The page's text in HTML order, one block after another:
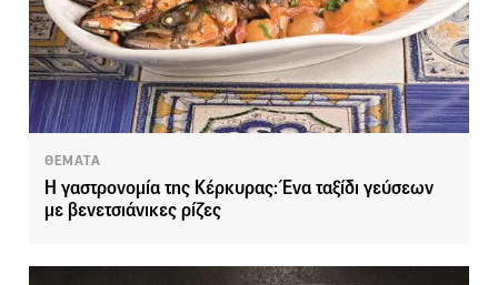
ΘΕΜΑΤΑ
Η γαστρονομία της Κέρκυρας: Ένα ταξίδι γεύσεων
με βενετσιάνικες ρίζες